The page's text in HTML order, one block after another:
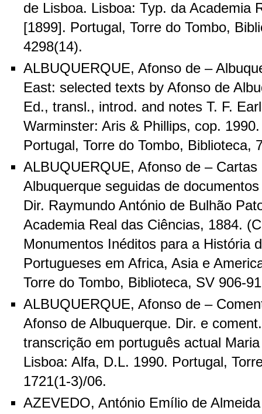
de Lisboa. Lisboa: Typ. da Academia
[1899]. Portugal, Torre do Tombo,
4298(14).
ALBUQUERQUE, Afonso de –
East: selected texts by Afonso de
Ed., transl., introd. and notes T. F.
Warminster: Aris & Phillips, cop.
Portugal, Torre do Tombo, Biblioteca,
ALBUQUERQUE, Afonso de – Cartas
Albuquerque seguidas de
Dir. Raymundo António de Bulhão
Academia Real das Ciências, 1884.
Monumentos Inéditos para a História
Portugueses em Africa, Asia e
Torre do Tombo, Biblioteca, SV 906-
ALBUQUERQUE, Afonso de –
Afonso de Albuquerque. Dir. e
transcrição em português actual
Lisboa: Alfa, D.L. 1990. Portugal,
1721(1-3)/06.
AZEVEDO, António Emílio de